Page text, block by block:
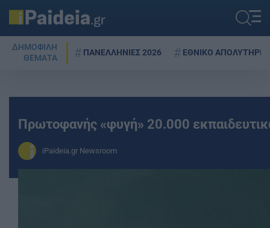
ΔΗΜΟΦΙΛΗ
ΘΕΜΑΤΑ
ΠΑΝΕΛΛΗΝΙΕΣ 2026 ΕΘΝΙΚΟ ΑΠΟΛΥΤΗΡΙΟ
Πρωτοφανής «φυγή» 20.000
iPaideia.gr Newsroom